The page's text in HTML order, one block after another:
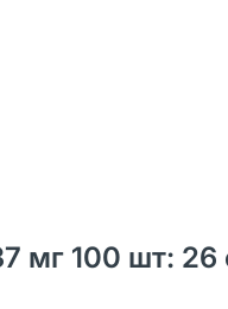
мг 100 шт: 26